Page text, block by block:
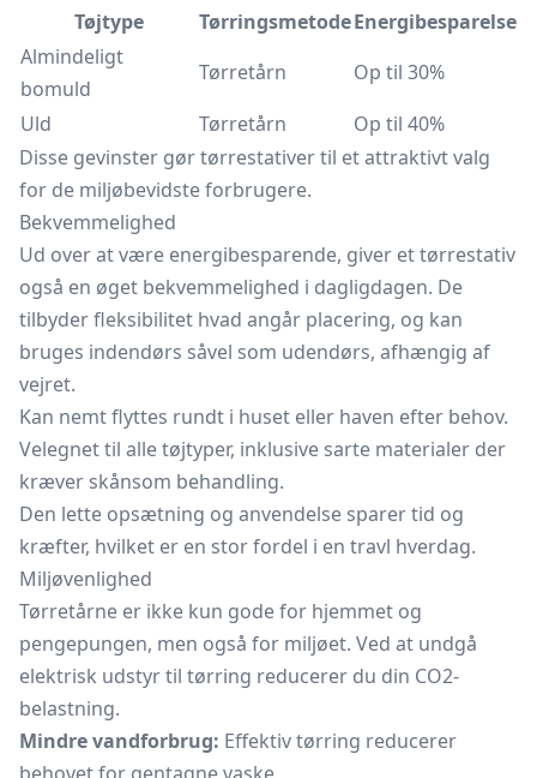
Tøjtype
TørringsmetodeEnergibesparelse
Almindeligt
bomuld
Tørretårn
Op til 30%
Uld
Tørretårn
Op til 40%
Disse gevinster gør tørrestativer til et attraktivt valg
for de miljøbevidste forbrugere.
Bekvemmelighed
Ud over at være energibesparende, giver et tørrestativ
også en øget bekvemmelighed i dagligdagen. De
tilbyder fleksibilitet hvad angår placering, og kan
bruges indendørs såvel som udendørs, afhængig af
vejret.
Kan nemt flyttes rundt i huset eller haven efter behov.
Velegnet til alle tøjtyper, inklusive sarte materialer der
kræver skånsom behandling.
Den lette opsætning og anvendelse sparer tid og
kræfter, hvilket er en stor fordel i en travl hverdag.
Miljøvenlighed
Tørretårne er ikke kun gode for hjemmet og
pengepungen, men også for miljøet. Ved at undgå
elektrisk udstyr til tørring reducerer du din CO2-
belastning.
Mindre vandforbrug: Effektiv tørring reducerer